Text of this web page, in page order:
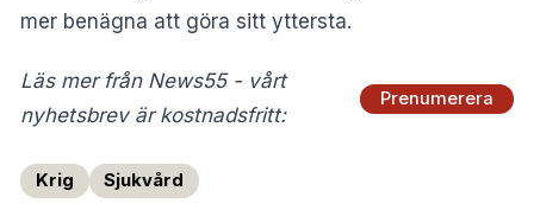
mer benägna att göra sitt yttersta.
Läs mer från News55 - vårt
nyhetsbrev är kostnadsfritt:
Prenumerera
Krig Sjukvård